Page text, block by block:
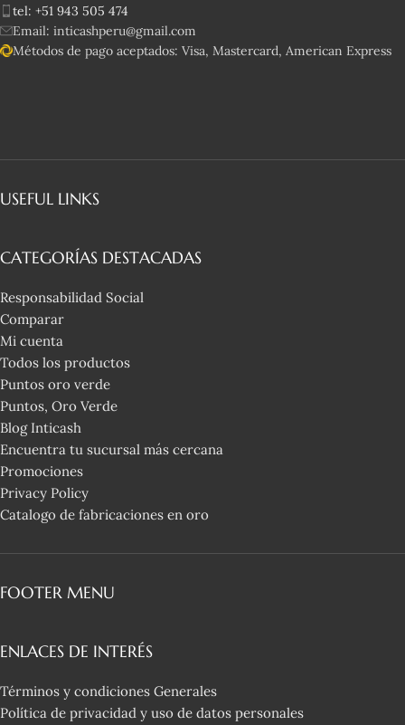
tel: +51 943 505 474
Email: inticashperu@gmail.com
Métodos de pago aceptados: Visa, Mastercard, American Express
USEFUL LINKS
CATEGORÍAS DESTACADAS
Responsabilidad Social
Comparar
Mi cuenta
Todos los productos
Puntos oro verde
Puntos, Oro Verde
Blog Inticash
Encuentra tu sucursal más cercana
Promociones
Privacy Policy
Catalogo de fabricaciones en oro
FOOTER MENU
ENLACES DE INTERÉS
Términos y condiciones Generales
Política de privacidad y uso de datos personales